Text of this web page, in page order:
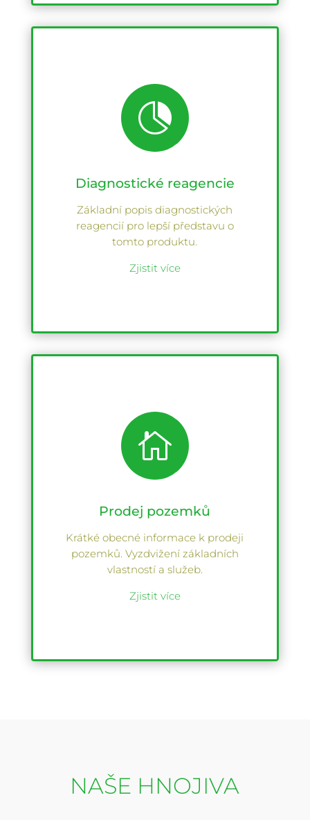

Diagnostické reagencie
Základní popis diagnostických
reagencií pro lepší představu o
tomto produktu.
Zjistit více

Prodej pozemků
Krátké obecné informace k prodeji
pozemků. Vyzdvižení základních
vlastností a služeb.
Zjistit více
NAŠE HNOJIVA